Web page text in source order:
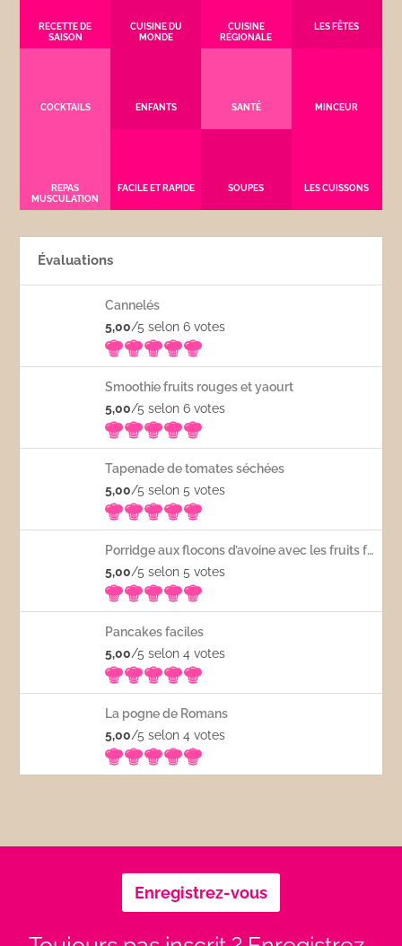
RECETTE DE
SAISON
CUISINE DU
MONDE
CUISINE
RÉGIONALE
LES FÊTES
COCKTAILS ENFANTS SANTÉ MINCEUR
REPAS
MUSCULATION
FACILE ET RAPIDE SOUPES LES CUISSONS
Évaluations
Cannelés
5,00/5 selon 6votes
Smoothie fruits rouges et yaourt
5,00/5 selon 6votes
Tapenade de tomates séchées
5,00/5 selon 5votes
Porridge aux flocons d’avoine avec les fruits frais
5,00/5 selon 5votes
Pancakes faciles
5,00/5 selon 4votes
La pogne de Romans
5,00/5 selon 4votes
Enregistrez-vous